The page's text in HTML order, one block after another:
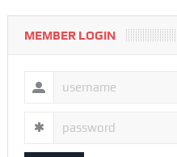
MEMBER LOGIN